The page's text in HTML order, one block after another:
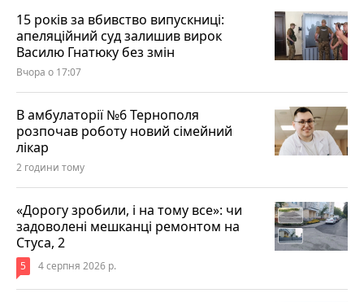
15 років за вбивство випускниці:
апеляційний суд залишив вирок
Василю Гнатюку без змін
Вчора о 17:07
В амбулаторії №6 Тернополя
розпочав роботу новий сімейний
лікар
2 години тому
«Дорогу зробили, і на тому все»: чи
задоволені мешканці ремонтом на
Стуса, 2
5 4 серпня 2026 р.